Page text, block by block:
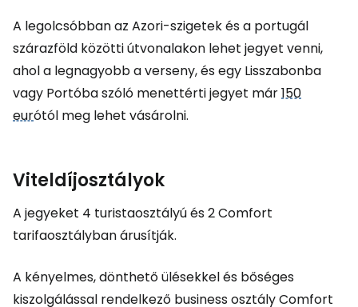
A legolcsóbban az Azori-szigetek és a portugál
szárazföld közötti útvonalakon lehet jegyet venni,
ahol a legnagyobb a verseny, és egy Lisszabonba
vagy Portóba szóló menettérti jegyet már150
eurótól meg lehet vásárolni.
Viteldíjosztályok
A jegyeket 4 turistaosztályú és 2Comfort
tarifaosztályban árusítják.
A kényelmes, dönthető ülésekkel és bőséges
kiszolgálással rendelkező business osztályComfort